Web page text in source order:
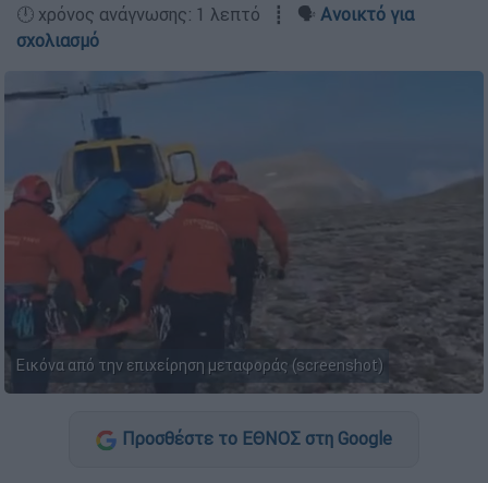
🕛 χρόνος ανάγνωσης: 1 λεπτό ┋ 🗣️ Ανοικτό για
σχολιασμό
Εικόνα από την επιχείρηση μεταφοράς (screenshot)
Προσθέστε το ΕΘΝΟΣ στη Google